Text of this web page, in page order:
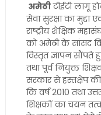
अमेठीटीईटी लागू
सेवा सुरक्षा का मुद्दा
राष्ट्रीय शैक्षिक
को अमेठी के सांसद
विस्तृत ज्ञापन सौंपते
तथा पूर्व नियुक्त
सरकार से हस्तक्षेप
कि वर्ष 2010 तथा
शिक्षकों का चयन